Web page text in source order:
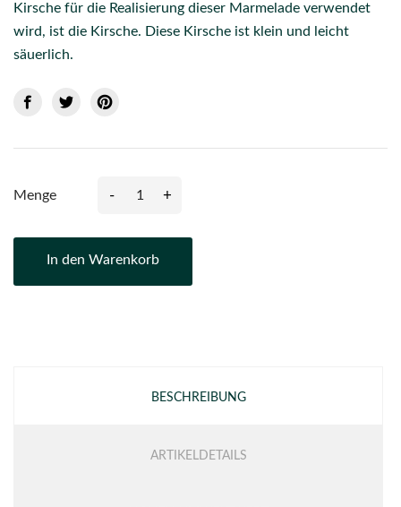
Kirsche für die Realisierung dieser Marmelade verwendet
wird, ist die Kirsche. Diese Kirsche ist klein und leicht
säuerlich.
Menge - +
In den Warenkorb
BESCHREIBUNG
ARTIKELDETAILS